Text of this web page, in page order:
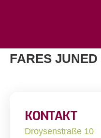
FARES JUNED
KONTAKT
Droysenstraße 10